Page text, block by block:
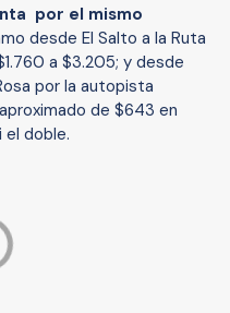
por el mismo
desde El Salto a la Ruta
a $3.205; y desde
por la autopista
de $643 en
el doble.